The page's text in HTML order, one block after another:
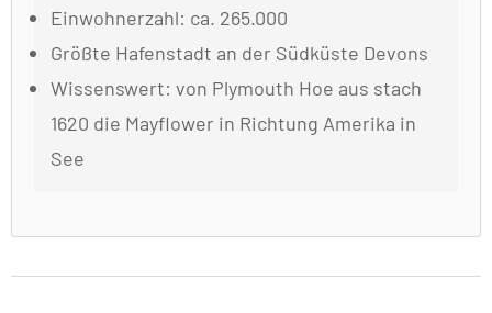
Einwohnerzahl: ca. 265.000
Größte Hafenstadt an der Südküste Devons
Wissenswert: von Plymouth Hoe aus stach
1620 die Mayflower in Richtung Amerika in
See